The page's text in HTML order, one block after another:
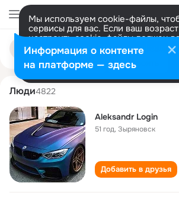
Мы используем cookie-файлы,
сервисы для вас. Если ваш
настроить cookie-файлы должен
представитель. Больше
Разрешить все Настроить
Поиск
людям
aleksandr login
Люди4822
Aleksandr Login
51 год,Зыряновск
Добавить в друзья
Информация о контенте
на платформе — здесь